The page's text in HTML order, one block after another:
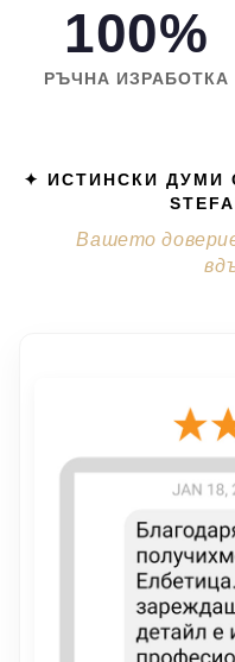
100%
РЪЧНА ИЗРАБОТКА
✦ ИСТИНСКИ ДУМИ
Вашето